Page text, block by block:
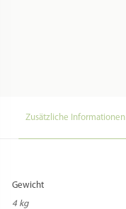
Zusätzliche Informationen
Gewicht
4 kg